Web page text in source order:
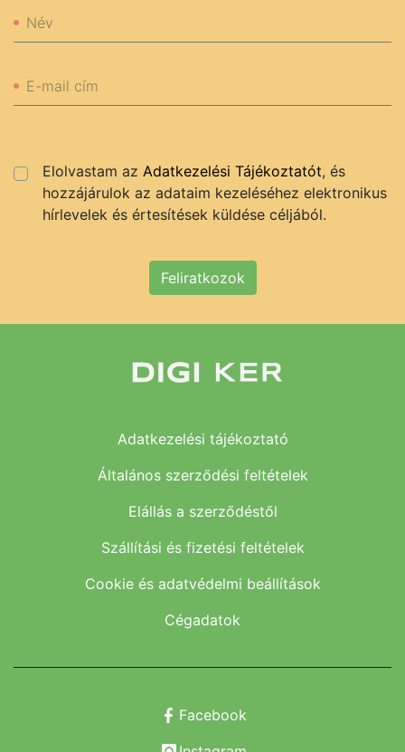
Név
E-mail cím
Elolvastam az Adatkezelési Tájékoztatót, és
hozzájárulok az adataim kezeléséhez elektronikus
hírlevelek és értesítések küldése céljából.
Feliratkozok
Adatkezelési tájékoztató
Általános szerződési feltételek
Elállás a szerződéstől
Szállítási és fizetési feltételek
Cookie és adatvédelmi beállítások
Cégadatok
Facebook